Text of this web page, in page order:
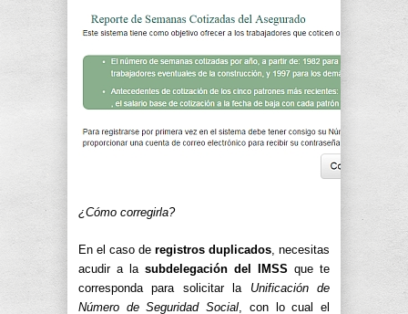
¿Cómo corregirla?
En el caso de registros duplicados, necesitas
acudir a la subdelegación del IMSS que te
corresponda para solicitar la Unificación de
Número de Seguridad Social, con lo cual el